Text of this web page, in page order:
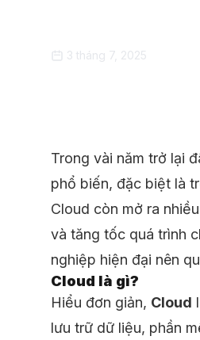
3 tháng 7, 2025
Trong vài năm trở lại
phổ biến, đặc biệt là
Cloud còn mở ra
và tăng tốc quá trình
nghiệp hiện đại nên
Cloud là gì?
Hiểu đơn giản, Cloud
lưu trữ dữ liệu, phần